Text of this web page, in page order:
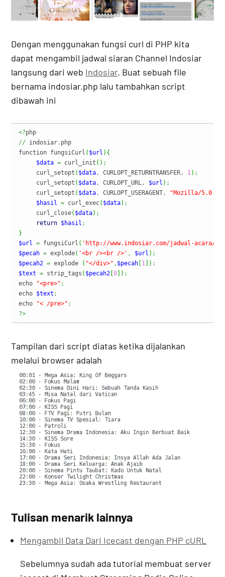
Dengan menggunakan fungsi curl di PHP kita
dapat mengambil jadwal siaran Channel Indosiar
langsung dari web Indosiar. Buat sebuah file
bernama indosiar.php lalu tambahkan script
dibawah ini
<?
// indosiar. php
function fungsiCurl ( $url ) {
$data = curl_init ( ) ;
     curl_setopt
( $data, CURLOPT_RETURNTRANSFER, 1) ;
     curl_setopt
( $data, CURLOPT_URL, $url ) ;
     curl_setopt
( $data, CURLOPT_USERAGENT,
"Mozilla/5.0
$hasil
= curl_exec( $data) ;
     curl_close
( $data) ;
return $hasil ;
}
$url
= fungsiCurl ( 'http://www.indosiar.com/jadwal-acara/'
$pecah = explode( '<br /><br />' , $url ) ;
$pecah2 = explode ( "</div>" , $pecah 1 ) ;
$text
= strip_tags ( $pecah2 [0 ) ;
echo
"<pre>" ;
echo $text ;
echo
"< /pre>" ;
?>
Tampilan dari script diatas ketika dijalankan
melalui browser adalah
Tulisan menarik lainnya
Mengambil Data Dari Icecast dengan PHP cURL
Sebelumnya sudah ada tutorial membuat server